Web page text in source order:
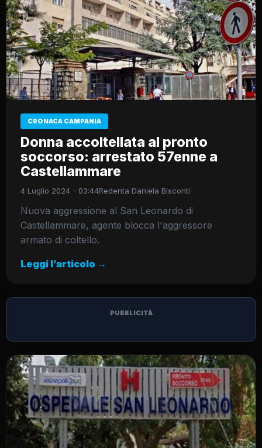
CRONACA CAMPANIA
Donna accoltellata al pronto
soccorso: arrestato 57enne a
Castellammare
4 Luglio 2024 - 03:44Redenta Daniela Bisconti
Nuova aggressione al San Leonardo di
Castellammare, agente blocca l'aggressore
armato di coltello.
Leggi l’articolo →
PUBBLICITÀ